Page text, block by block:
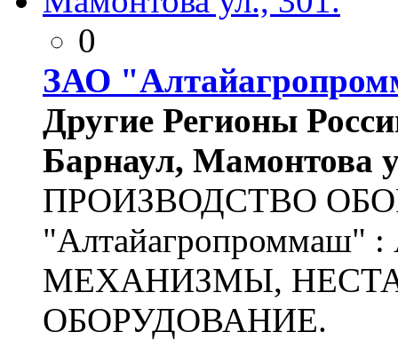
0
ЗАО
Другие Регионы
Барнаул, Мамонтова
ПРОИЗВОДСТВО
МЕХАНИЗМЫ,
ОБОРУДОВАНИЕ.